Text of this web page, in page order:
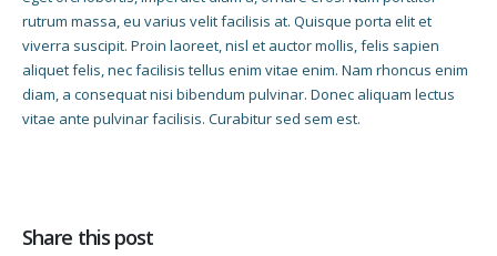
rutrum massa, eu varius velit facilisis at. Quisque porta elit et
viverra suscipit. Proin laoreet, nisl et auctor mollis, felis sapien
aliquet felis, nec facilisis tellus enim vitae enim. Nam rhoncus enim
diam, a consequat nisi bibendum pulvinar. Donec aliquam lectus
vitae ante pulvinar facilisis. Curabitur sed sem est.
Share this post